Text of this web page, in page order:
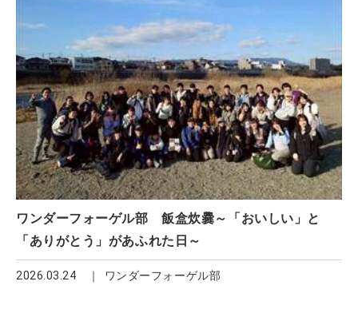
ワンダーフォーゲル部 飯盒炊爨～「おいしい」と
「ありがとう」があふれた日～
2026.03.24 ワンダーフォーゲル部